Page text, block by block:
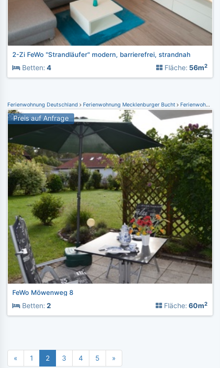
2-Zi FeWo "Strandläufer" modern, barrierefrei, strandnah
Betten: 4 Fläche: 56m2
Ferienwohnung Deutschland Ferienwohnung Mecklenburger Bucht Ferienwohnung Graal-Müritz
Preis auf Anfrage
FeWo Möwenweg 8
Betten: 2 Fläche: 60m2
« 1 2 3 4 5 »